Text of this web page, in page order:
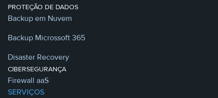
PROTEÇÃO DE DADOS
Backup em Nuvem
Backup Microssoft 365
Disaster Recovery
CIBERSEGURANÇA
Firewall aaS
SERVIÇOS